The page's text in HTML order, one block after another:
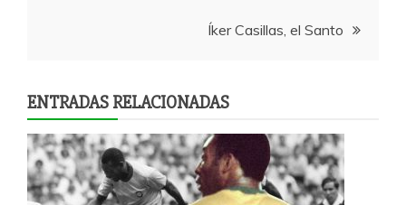
Íker Casillas, el Santo
ENTRADAS RELACIONADAS